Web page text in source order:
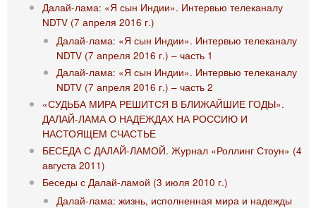
Далай-лама: «Я сын Индии». Интервью телеканалу
NDTV (7 апреля 2016 г.)
Далай-лама: «Я сын Индии». Интервью телеканалу
NDTV (7 апреля 2016 г.) – часть 1
Далай-лама: «Я сын Индии». Интервью телеканалу
NDTV (7 апреля 2016 г.) – часть 2
«СУДЬБА МИРА РЕШИТСЯ В БЛИЖАЙШИЕ ГОДЫ».
ДАЛАЙ-ЛАМА О НАДЕЖДАХ НА РОССИЮ И
НАСТОЯЩЕМ СЧАСТЬЕ
БЕСЕДА С ДАЛАЙ-ЛАМОЙ. Журнал «Роллинг Стоун» (4
августа 2011)
Беседы с Далай-ламой (3 июля 2010 г.)
Далай-лама: жизнь, исполненная мира и надежды